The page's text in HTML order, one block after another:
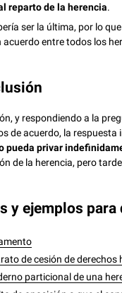
reparto de la herencia.
ser la última, por lo
acuerdo entre todos los
y respondiendo a la
de acuerdo, la
pueda privar
de la herencia, pero
y ejemplos
de cesión de derechos
particional de una